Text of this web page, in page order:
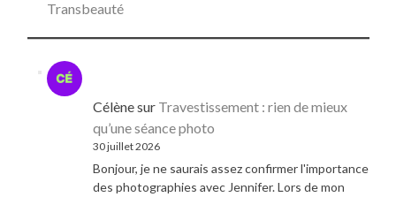
Transbeauté
Célènesur Travestissement : rien de mieux
qu’une séance photo
30 juillet 2026
Bonjour, je ne saurais assez confirmer l'importance
des photographies avec Jennifer. Lors de mon